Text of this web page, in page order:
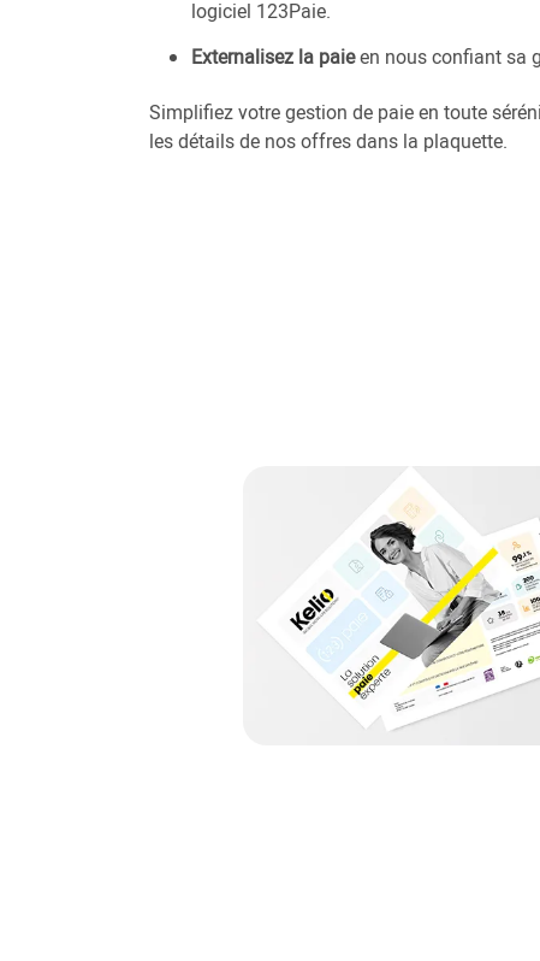
logiciel 123Paie.
Externalisez la paieen nous confiant sa
Simplifiez votre gestion de paie en toute
les détails de nos offres dans la plaquette.